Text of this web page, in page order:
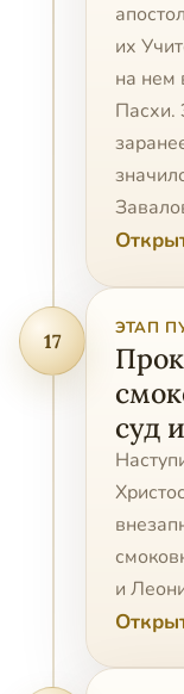
их
на нем
Пасхи.
17
ЭТАП
суд
и